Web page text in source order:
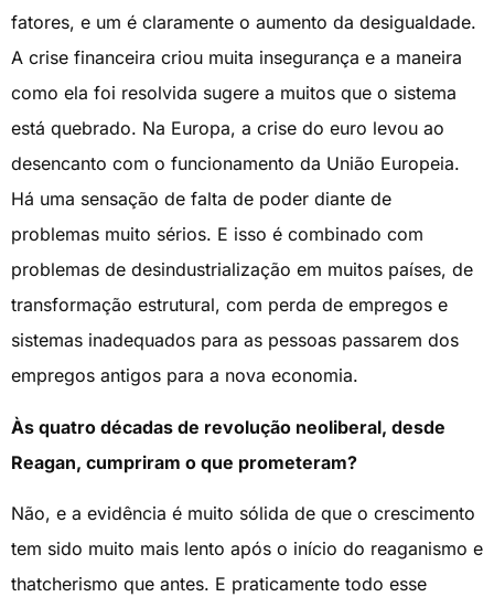
fatores, e um é claramente o aumento da desigualdade.
A crise financeira criou muita insegurança e a maneira
como ela foi resolvida sugere a muitos que o sistema
está quebrado. Na Europa, a crise do euro levou ao
desencanto com o funcionamento da União Europeia.
Há uma sensação de falta de poder diante de
problemas muito sérios. E isso é combinado com
problemas de desindustrialização em muitos países, de
transformação estrutural, com perda de empregos e
sistemas inadequados para as pessoas passarem dos
empregos antigos para a nova economia.
Às quatro décadas de revolução neoliberal, desde
Reagan, cumpriram o que prometeram?
Não, e a evidência é muito sólida de que o crescimento
tem sido muito mais lento após o início do reaganismo e
thatcherismo que antes. E praticamente todo esse